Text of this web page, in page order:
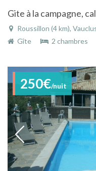
Gite à la campagne,
Roussillon (4 km),
Gîte
2 chambres
250€/nuit